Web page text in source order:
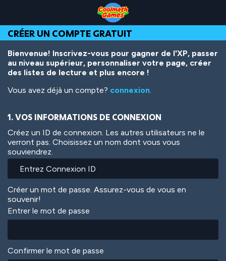
Top
of
Page
Navigation
Main
Content
Footer
contenu
principal
CRÉER UN COMPTE GRATUIT
Bienvenue! Inscrivez-vous pour gagner de l'XP, passer
au niveau supérieur, personnaliser votre page, créer
des listes de lecture et plus encore !
Vous avez déjà un compte? connexion.
1. VOS INFORMATIONS DE CONNEXION
Créez un ID de connexion. Les autres utilisateurs ne le
verront pas. Choisissez un nom dont vous vous
souviendrez.
Créer un mot de passe. Assurez-vous de vous en
souvenir!
Entrer le mot de passe
Confirmer le mot de passe